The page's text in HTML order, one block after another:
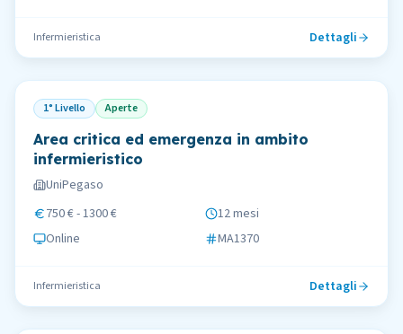
Infermieristica Dettagli
1° Livello Aperte
Area critica ed emergenza in ambito
infermieristico
UniPegaso
750 € - 1300 €
12 mesi
Online
MA1370
Infermieristica Dettagli